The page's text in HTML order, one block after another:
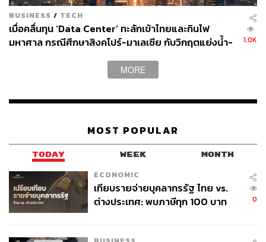
เงินบาทที่แข็งจึงเท่ากับเม็ดเงินที่ไหลเข้า ซึ่งก็ควรจะเข้ามา
ในหุ้นไทยด้วย อย่างไรก็ดี ฟ้าอาจจะยังไม่เปิด เพราะเงินที่
ไม่ใช่หุ้นไทย (ตราสารทุน)
Program Trading หรือที่หลายคนเรียกว่า High Frequency Trade ซึ่ง
ปัจจุบันคิดเป็นกว่า 45% ของมูลค่าการซื้อขายต่อวัน
หมายเหตุ:
BUSINESS / TECH
เมื่อคลื่นทุน ‘Data Center’ ทะลักเข้าไทยและกินไฟ
มหาศาล กรณีศึกษาสิงคโปร์-มาเลเซีย กับวิกฤตแย่งน้ำ-
1.0K
MORE
MOST POPULAR
TODAY WEEK MONTH
ECONOMIC
เทียบรายจ่ายบุคลากรรัฐ ไทย vs.
ต่างประเทศ: พบภาษีทุก 100 บาท
0